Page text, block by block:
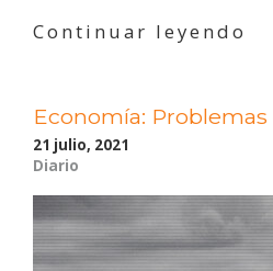
Continuar leyendo
Economía: Problemas
21 julio, 2021
Diario